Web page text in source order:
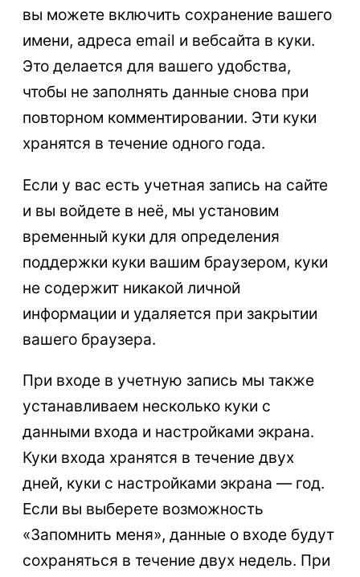
вы можете включить сохранение вашего
имени, адреса email и вебсайта в куки.
Это делается для вашего удобства,
чтобы не заполнять данные снова при
повторном комментировании. Эти куки
хранятся в течение одного года.
Если у вас есть учетная запись на сайте
и вы войдете в неё, мы установим
временный куки для определения
поддержки куки вашим браузером, куки
не содержит никакой личной
информации и удаляется при закрытии
вашего браузера.
При входе в учетную запись мы также
устанавливаем несколько куки с
данными входа и настройками экрана.
Куки входа хранятся в течение двух
дней, куки с настройками экрана — год.
Если вы выберете возможность
«Запомнить меня», данные о входе будут
сохраняться в течение двух недель. При